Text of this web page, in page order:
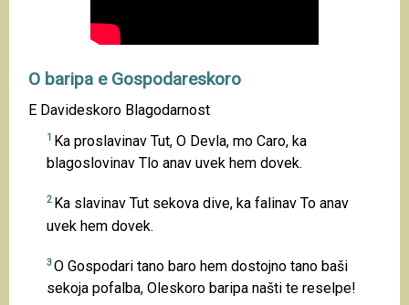
O baripa e Gospodareskoro
E Davideskoro Blagodarnost
1
Ka proslavinav Tut, O Devla, mo Caro, ka
blagoslovinav Tlo anav uvek hem dovek.
2 Ka slavinav Tut sekova dive, ka falinav To anav
uvek hem dovek.
3O Gospodari tano baro hem dostojno tano baši
sekoja pofalba, Oleskoro baripa našti te reselpe!